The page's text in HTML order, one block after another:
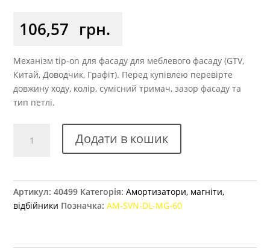
106,57 грн.
Механізм tip-on для фасаду для меблевого фасаду (GTV,
Китай, Доводчик, Графіт). Перед купівлею перевірте
довжину ходу, колір, сумісний тримач, зазор фасаду та
тип петлі.
механізм
Premium
AM-
Додати в кошик
Артикул:40499 Категорія:Амортизатори, магніти,
відбійники Позначка:AM-SVN-DL-MG-60